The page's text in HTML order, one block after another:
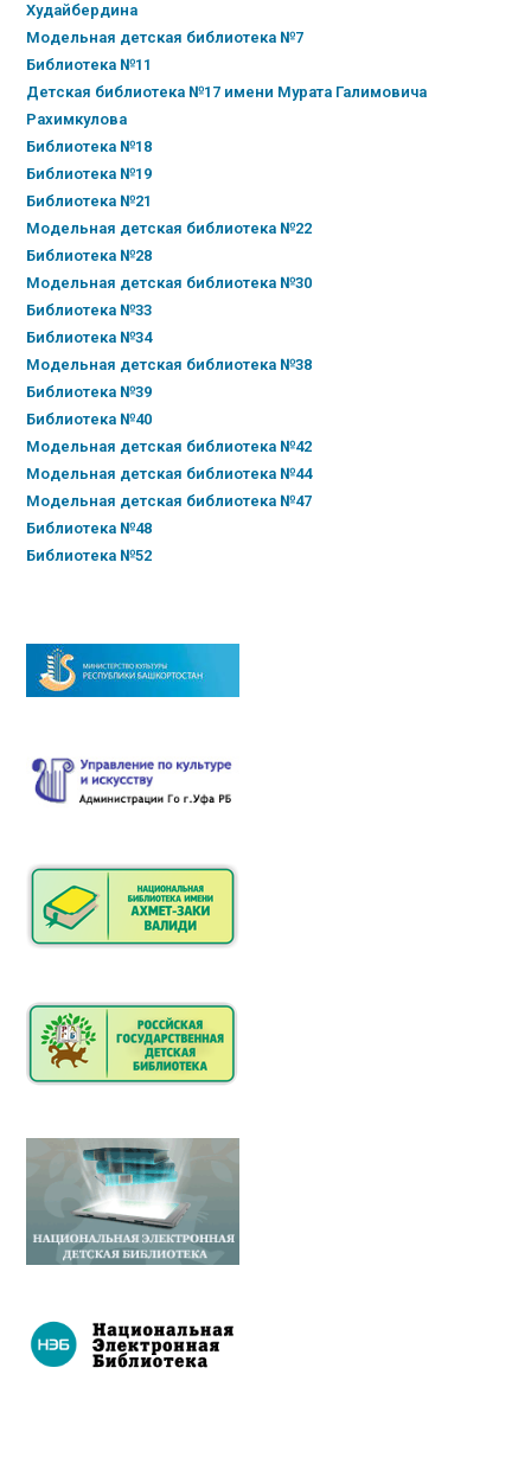
Худайбердина
Модельная детская библиотека №7
Библиотека №11
Детская библиотека №17 имени Мурата Галимовича
Рахимкулова
Библиотека №18
Библиотека №19
Библиотека №21
Модельная детская библиотека №22
Библиотека №28
Модельная детская библиотека №30
Библиотека №33
Библиотека №34
Модельная детская библиотека №38
Библиотека №39
Библиотека №40
Модельная детская библиотека №42
Модельная детская библиотека №44
Модельная детская библиотека №47
Библиотека №48
Библиотека №52